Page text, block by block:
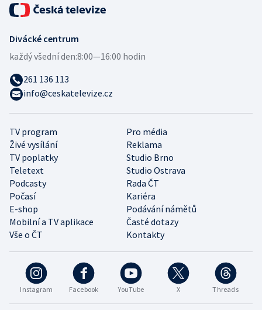
Instagram Facebook YouTube X Threads
TV program
Pro média
Živé vysílání
Reklama
TV poplatky
Studio Brno
Teletext
Studio Ostrava
Podcasty
Rada ČT
Počasí
Kariéra
E-shop
Podávání námětů
Mobilní a TV aplikace
Časté dotazy
Vše o ČT
Kontakty
Divácké centrum
každý všední den:8:00—16:00 hodin
261 136 113
info@ceskatelevize.cz